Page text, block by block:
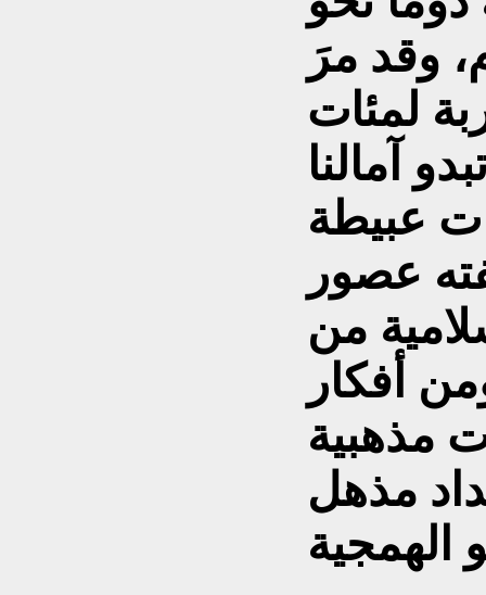
وقد مرَ
لمئات
آمالنا
عبيطة
عصور
من
أفكار
مذهبية
مذهل